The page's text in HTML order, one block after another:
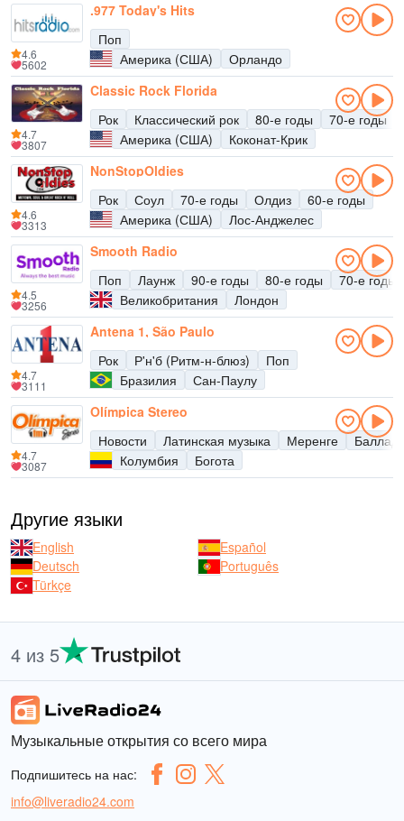
.977 Today's Hits
Поп
Америка (США)
Орландо
4.6
5602
Classic Rock Florida
Рок
Классический рок 80-е годы 70-е годы
Америка (США)
Коконат-Крик
4.7
3807
NonStopOldies
Рок
Соул 70-е годы Олдиз
60-е годы
Америка (США)
Лос-Анджелес
4.6
3313
Smooth Radio
Поп
Лаунж 90-е годы 80-е годы
70-е годы
Великобритания
Лондон
4.5
3256
Antena 1, São Paulo
Рок
Р'н'б (Ритм-н-блюз)
Поп
Бразилия
Сан-Паулу
4.7
3111
Olímpica Stereo
Новости
Латинская музыка Меренге
Колумбия
Богота
4.7
3087
Другие языки
English
Español
Deutsch
Português
Türkçe
4 из 5
Музыкальные открытия со всего мира
Подпишитесь на нас:
info@liveradio24.com